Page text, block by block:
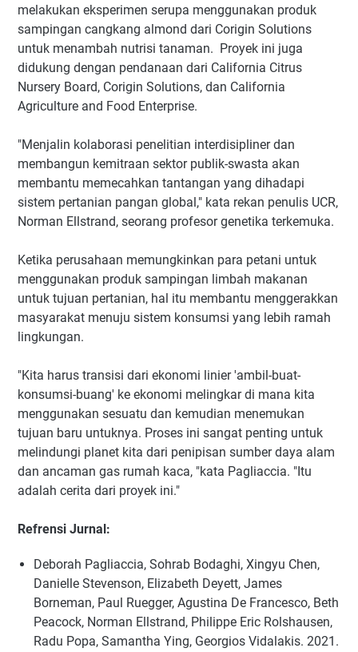
melakukan eksperimen serupa menggunakan produk
sampingan cangkang almond dari Corigin Solutions
untuk menambah nutrisi tanaman. Proyek ini juga
didukung dengan pendanaan dari California Citrus
Nursery Board, Corigin Solutions, dan California
Agriculture and Food Enterprise.
"Menjalin kolaborasi penelitian interdisipliner dan
membangun kemitraan sektor publik-swasta akan
membantu memecahkan tantangan yang dihadapi
sistem pertanian pangan global," kata rekan penulis UCR,
Norman Ellstrand, seorang profesor genetika terkemuka.
Ketika perusahaan memungkinkan para petani untuk
menggunakan produk sampingan limbah makanan
untuk tujuan pertanian, hal itu membantu menggerakkan
masyarakat menuju sistem konsumsi yang lebih ramah
lingkungan.
"Kita harus transisi dari ekonomi linier 'ambil-buat-
konsumsi-buang' ke ekonomi melingkar di mana kita
menggunakan sesuatu dan kemudian menemukan
tujuan baru untuknya. Proses ini sangat penting untuk
melindungi planet kita dari penipisan sumber daya alam
dan ancaman gas rumah kaca, "kata Pagliaccia. "Itu
adalah cerita dari proyek ini."
Refrensi Jurnal:
Deborah Pagliaccia, Sohrab Bodaghi, Xingyu Chen,
Danielle Stevenson, Elizabeth Deyett, James
Borneman, Paul Ruegger, Agustina De Francesco, Beth
Peacock, Norman Ellstrand, Philippe Eric Rolshausen,
Radu Popa, Samantha Ying, Georgios Vidalakis. 2021.